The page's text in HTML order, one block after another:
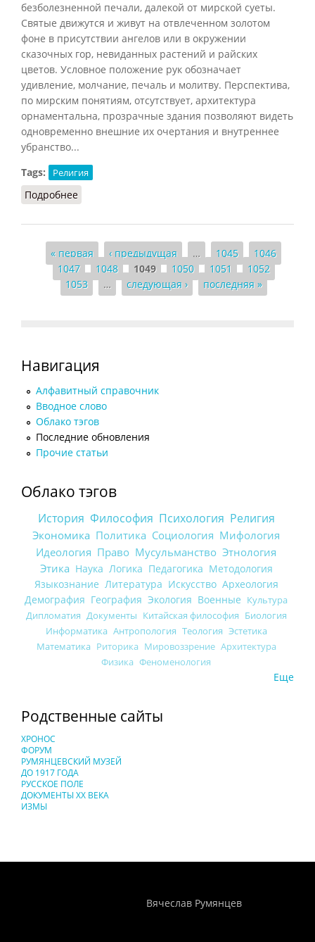
безболезненной печали, далекой от мирской суеты.
Святые движутся и живут на отвлеченном золотом
фоне в присутствии ангелов или в окружении
сказочных гор, невиданных растений и райских
цветов. Условное положение рук обозначает
удивление, молчание, печаль и молитву. Перспектива,
по мирским понятиям, отсутствует, архитектура
орнаментальна, прозрачные здания позволяют видеть
одновременно внешние их очертания и внутреннее
убранство...
Tags:
Религия
Подробнее
Страницы
« первая ‹ предыдущая … 1045
1046
1047
1048 1049 1050 1051
1052
1053
… следующая › последняя »
Навигация
Алфавитный справочник
Вводное слово
Облако тэгов
Последние обновления
Прочие статьи
Облако тэгов
История Философия Психология Религия
Экономика Политика Социология Мифология
Идеология Право Мусульманство Этнология
Этика Наука Логика Педагогика Методология
Языкознание Литература Искусство Археология
Демография География Экология Военные Культура
Дипломатия Документы Китайская философия Биология
Информатика Антропология Теология Эстетика
Математика Риторика Мировоззрение Архитектура
Физика Феноменология
Еще
Родственные сайты
ХРОНОС
ФОРУМ
РУМЯНЦЕВСКИЙ МУЗЕЙ
ДО 1917 ГОДА
РУССКОЕ ПОЛЕ
ДОКУМЕНТЫ XX ВЕКА
ИЗМЫ
Вячеслав Румянцев